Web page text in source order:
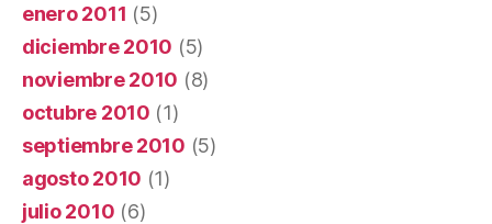
enero 2011 (5)
diciembre 2010 (5)
noviembre 2010 (8)
octubre 2010 (1)
septiembre 2010 (5)
agosto 2010 (1)
julio 2010 (6)